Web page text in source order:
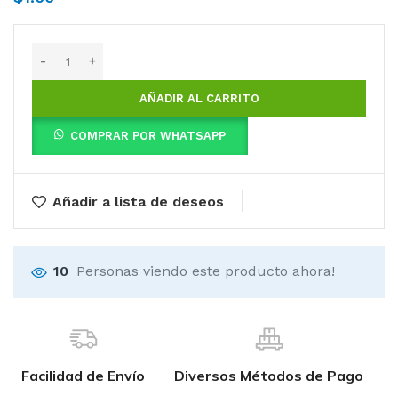
AÑADIR AL CARRITO
COMPRAR POR WHATSAPP
Añadir a lista de deseos
10 Personas viendo este producto ahora!
Facilidad de Envío Diversos Métodos de Pago